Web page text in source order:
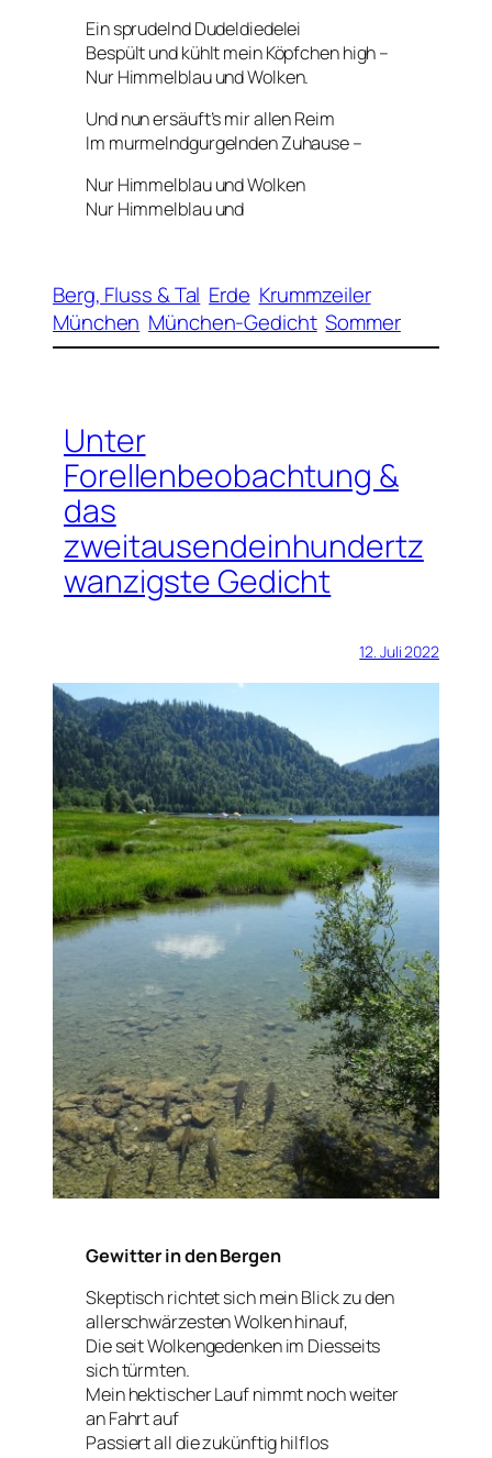
Ein sprudelnd Dudeldiedelei
Bespült und kühlt mein Köpfchen high –
Nur Himmelblau und Wolken.
Und nun ersäuft’s mir allen Reim
Im murmelndgurgelnden Zuhause –
Nur Himmelblau und Wolken
Nur Himmelblau und
Berg, Fluss & Tal Erde Krummzeiler
München München-Gedicht Sommer
Unter
Forellenbeobachtung &
das
zweitausendeinhundertz
wanzigste Gedicht
12. Juli 2022
Gewitter in den Bergen
Skeptisch richtet sich mein Blick zu den
allerschwärzesten Wolken hinauf,
Die seit Wolkengedenken im Diesseits
sich türmten.
Mein hektischer Lauf nimmt noch weiter
an Fahrt auf
Passiert all die zukünftig hilflos